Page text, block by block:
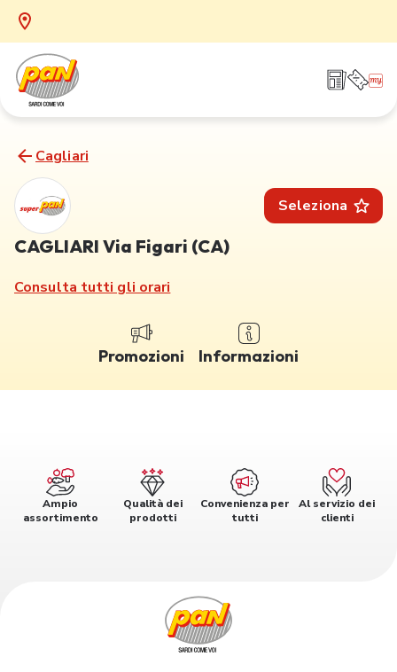
Cagliari
Seleziona
CAGLIARI Via Figari (CA)
Consulta tutti gli orari
Promozioni Informazioni
Ampio
assortimento
Qualità dei
prodotti
Convenienza per
tutti
Al servizio dei
clienti